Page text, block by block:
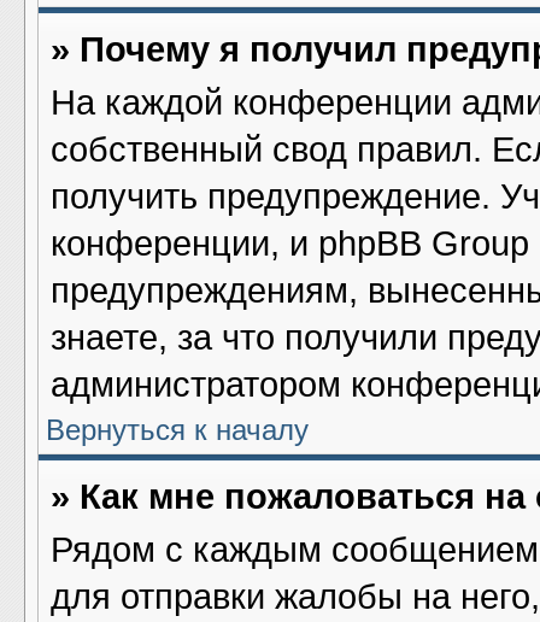
» Почему я получил
На каждой конференции
собственный свод правил.
получить предупреждение.
конференции, и phpBB Group
предупреждениям,
знаете, за что получили
администратором
Вернуться к началу
» Как мне пожаловаться
Рядом с каждым сообщением
для отправки жалобы на